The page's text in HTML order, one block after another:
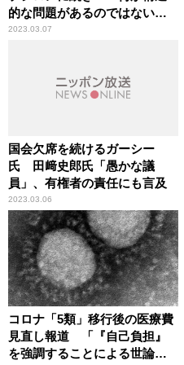
的な問題があるのではない
か」辛坊治郎が指摘
2023.03.07
国会欠席を続けるガーシー
氏 田﨑史郎氏「愚かな議
員」、有権者の責任にも言及
2023.03.06
コロナ「5類」移行後の医療費
見直し報道 「『自己負担』
を強調することによる世論誘